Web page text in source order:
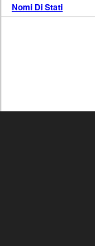
Nomi Di Stati